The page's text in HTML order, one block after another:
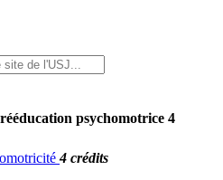
psychomotrice 4
4 crédits